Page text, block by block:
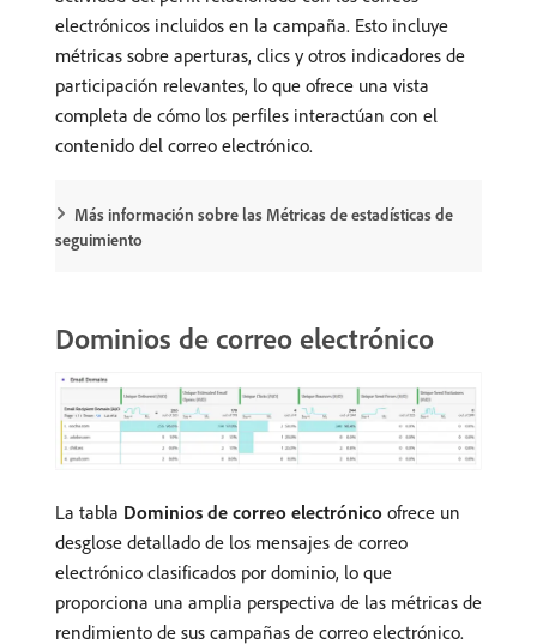
electrónicos incluidos en la campaña. Esto incluye
métricas sobre aperturas, clics y otros indicadores de
participación relevantes, lo que ofrece una vista
completa de cómo los perfiles interactúan con el
contenido del correo electrónico.
Más información sobre las Métricas de estadísticas de
seguimiento
Dominios de correo electrónico
La tabla Dominios de correo electrónico ofrece un
desglose detallado de los mensajes de correo
electrónico clasificados por dominio, lo que
proporciona una amplia perspectiva de las métricas de
rendimiento de sus campañas de correo electrónico.